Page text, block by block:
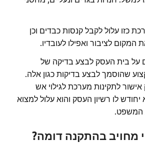
כזו עלול לקבל קנסות כבדים וכן
לציבור ואפילו לעובדיו.
בית העסק לבצע בדיקה של
שהוסמך לבצע בדיקות כגון אלה.
לתקינות מערכת לגילוי אש
לו רשיון העסק והוא עלול למצוא
המשפט.
מחויב בהתקנה דומה?